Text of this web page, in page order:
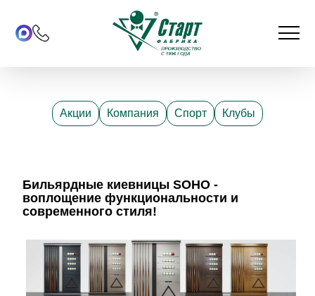
Акции Компания Спорт Клубы
Бильярдные киевницы SOHO -
воплощение функциональности и
современного стиля!